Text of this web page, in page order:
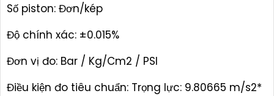
Số piston: Đơn/kép
Độ chính xác: ±0.015%
Đơn vị đo: Bar / Kg/Cm2 / PSI
Điều kiện đo tiêu chuẩn: Trọng lực: 9.80665 m/s2*